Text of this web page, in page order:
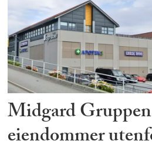
Midgard
eiendommer